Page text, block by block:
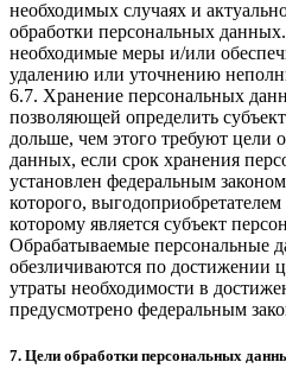
необходимых случаях и
обработки персональных
необходимые меры и/или
удалению или уточнению
6.7. Хранение персональных
позволяющей определить
дольше, чем этого требуют цели
данных, если срок хранения
установлен федеральным
которого,
которому является субъект
Обрабатываемые персональные
обезличиваются по достижении
утраты необходимости в
предусмотрено федеральным
7. Цели обработки персональных